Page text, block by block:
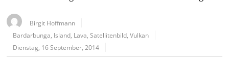
Birgit Hoffmann
Bardarbunga Island Lava ,Satellitenbild ,Vulkan
Dienstag, 16 September, 2014